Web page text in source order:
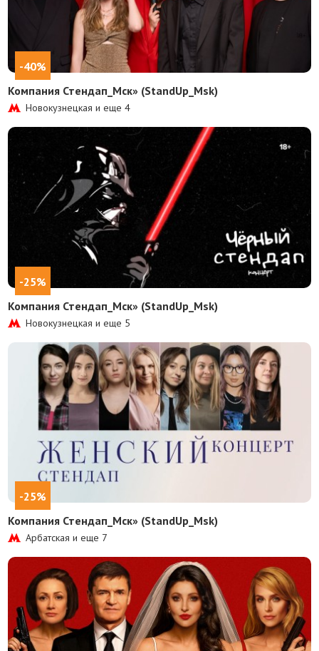
-40%
Компания Стендап_Мск» (StandUp_Msk)
Новокузнецкая и еще4
-25%
Компания Стендап_Мск» (StandUp_Msk)
Новокузнецкая и еще 5
-25%
Компания Стендап_Мск» (StandUp_Msk)
Арбатская и еще 7